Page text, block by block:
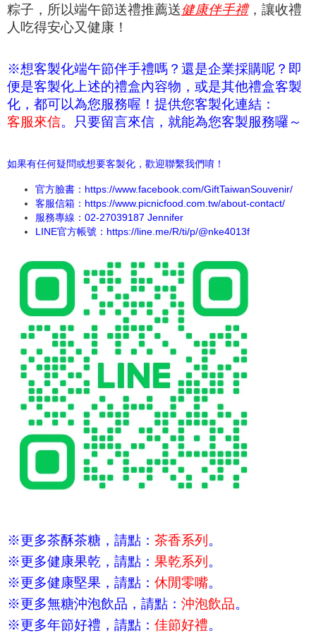
粽子，所以端午節送禮推薦送健康伴手禮，讓收禮
人吃得安心又健康！
※想客製化端午節伴手禮嗎？還是企業採購呢？即
便是客製化上述的禮盒內容物，或是其他禮盒客製
化，都可以為您服務喔！提供您客製化連結：
客服來信。只要留言來信，就能為您客製服務囉～
如果有任何疑問或想要客製化，歡迎聯繫我們唷！
官方臉書： https://www.facebook.com/GiftTaiwanSouvenir/
客服信箱：https://www.picnicfood.com.tw/about-contact/
服務專線：02-27039187 Jennifer
LINE官方帳號： https://line.me/R/ti/p/@nke4013f
※更多茶酥茶糖，請點： 茶香系列 。
※更多健康果乾，請點： 果乾系列 。
※更多健康堅果，請點： 休閒零嘴。
※更多無糖沖泡飲品，請點： 沖泡飲品。
※更多年節好禮，請點： 佳節好禮。